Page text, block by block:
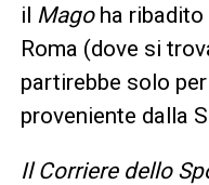
il Magoha ribadito
Roma (dove si
partirebbe solo
proveniente dalla
Il Corriere dello